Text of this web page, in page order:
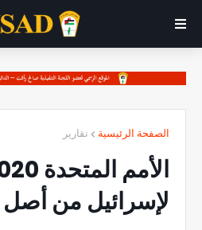
الصفحة الرئيسية تقارير
لإسرائيل من أصل 23